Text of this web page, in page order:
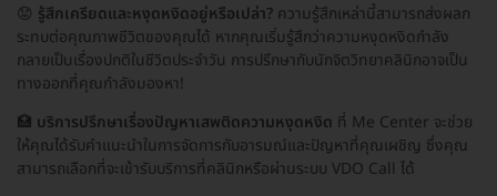
😟 รู้สึกเครียดและหงุดหงิดอยู่หรือเปล่า? ความรู้สึกเหล่านี้สามารถส่งผลก
ระทบต่อคุณภาพชีวิตของคุณได้ หากคุณเริ่มรู้สึกว่าความหงุดหงิดกำลัง
กลายเป็นเรื่องปกติในชีวิตประจำวัน การปรึกษากับนักจิตวิทยาคลินิกอาจเป็น
ทางออกที่คุณกำลังมองหา!
🏥 บริการปรึกษาเรื่องปัญหาเสพติดความหงุดหงิด ที่ Me Center จะช่วย
ให้คุณได้รับคำแนะนำในการจัดการกับอารมณ์และปัญหาที่คุณเผชิญ ซึ่งคุณ
สามารถเลือกที่จะเข้ารับบริการที่คลินิกหรือผ่านระบบ VDO Call ได้